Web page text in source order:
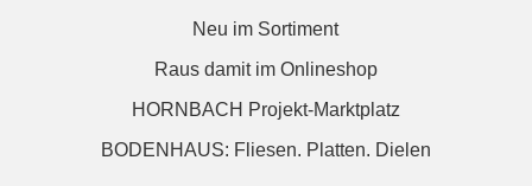
Neu im Sortiment
Raus damit im Onlineshop
HORNBACH Projekt-Marktplatz
BODENHAUS: Fliesen. Platten. Dielen